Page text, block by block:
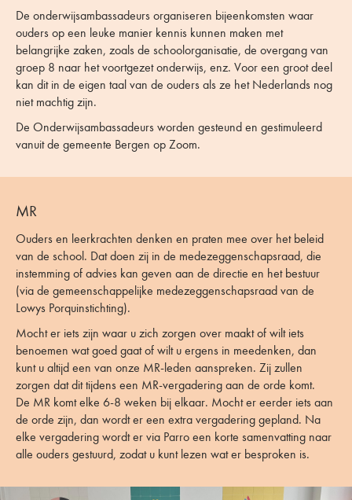
De onderwijsambassadeurs organiseren bijeenkomsten waar
ouders op een leuke manier kennis kunnen maken met
belangrijke zaken, zoals de schoolorganisatie, de overgang van
groep 8 naar het voortgezet onderwijs, enz. Voor een groot deel
kan dit in de eigen taal van de ouders als ze het Nederlands nog
niet machtig zijn.
De Onderwijsambassadeurs worden gesteund en gestimuleerd
vanuit de gemeente Bergen op Zoom.
MR
Ouders en leerkrachten denken en praten mee over het beleid
van de school. Dat doen zij in de medezeggenschapsraad, die
instemming of advies kan geven aan de directie en het bestuur
(via de gemeenschappelijke medezeggenschapsraad van de
Lowys Porquinstichting).
Mocht er iets zijn waar u zich zorgen over maakt of wilt iets
benoemen wat goed gaat of wilt u ergens in meedenken, dan
kunt u altijd een van onze MR-leden aanspreken. Zij zullen
zorgen dat dit tijdens een MR-vergadering aan de orde komt.
De MR komt elke 6-8 weken bij elkaar. Mocht er eerder iets aan
de orde zijn, dan wordt er een extra vergadering gepland. Na
elke vergadering wordt er via Parro een korte samenvatting naar
alle ouders gestuurd, zodat u kunt lezen wat er besproken is.